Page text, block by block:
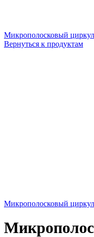
Микрополосковый
Вернуться к продуктам
Микрополосковый